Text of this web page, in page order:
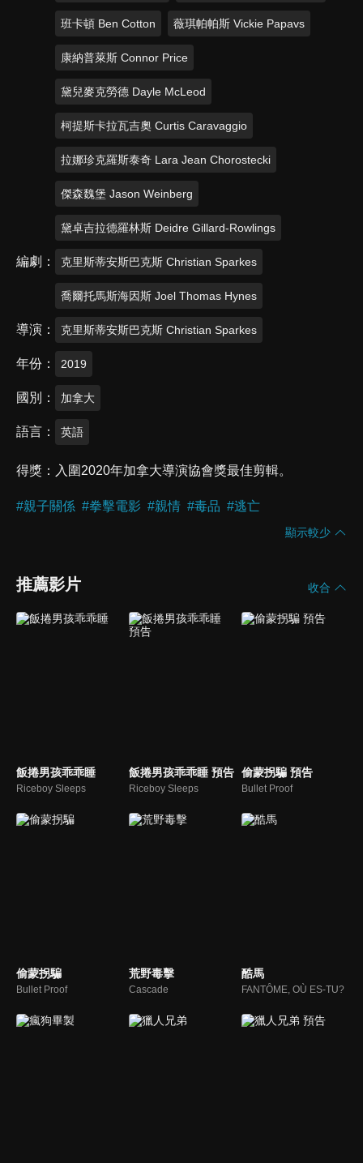
班卡頓 Ben Cotton 薇琪帕帕斯 Vickie Papavs
康納普萊斯 Connor Price
黛兒麥克勞德 Dayle McLeod
柯提斯卡拉瓦吉奧 Curtis Caravaggio
拉娜珍克羅斯泰奇 Lara Jean Chorostecki
傑森魏堡 Jason Weinberg
黛卓吉拉德羅林斯 Deidre Gillard-Rowlings
編劇 克里斯蒂安斯巴克斯 Christian Sparkes
喬爾托馬斯海因斯 Joel Thomas Hynes
導演 克里斯蒂安斯巴克斯 Christian Sparkes
年份 2019
國別 加拿大
語言 英語
得獎 入圍2020年加拿大導演協會獎最佳剪輯。
#親子關係 #拳擊電影 #親情 #毒品 #逃亡
顯示較少
推薦影片 收合
飯捲男孩乖乖睡
Riceboy Sleeps
飯捲男孩乖乖睡 預告
Riceboy Sleeps
偷蒙拐騙 預告
Bullet Proof
偷蒙拐騙
Bullet Proof
荒野毒擊
Cascade
酷馬
FANTȎME, OÙ ES-TU?